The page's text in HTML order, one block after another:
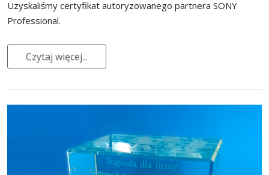
Uzyskaliśmy certyfikat autoryzowanego partnera SONY
Professional.
Czytaj więcej...